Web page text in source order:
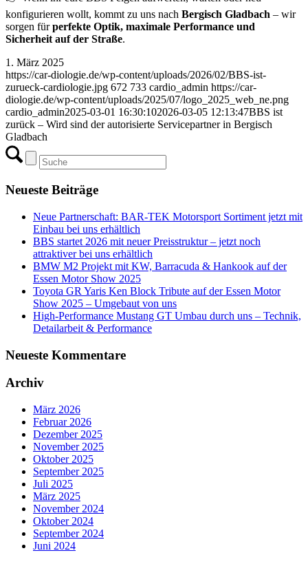
konfigurieren wollt, kommt zu uns nach Bergisch Gladbach – wir
sorgen fürperfekte Optik, maximale Performance und
Sicherheit auf der Straße.
1. März 2025
https://car-diologie.de/wp-content/uploads/2026/02/BBS-ist-
zurueck-cardiologie.jpg 672 733 cardio_admin https://car-
diologie.de/wp-content/uploads/2025/07/logo_2025_web_ne.png
cardio_admin2025-03-01 16:30:102026-03-05 12:13:47BBS ist
zurück – Wird sind der autorisierte Servicepartner in Bergisch
Gladbach
Neueste Beiträge
Neue Partnerschaft: BAR-TEK Motorsport Sortiment jetzt mit
Einbau bei uns erhältlich
BBS startet 2026 mit neuer Preisstruktur – jetzt noch
attraktiver bei uns erhältlich
BMW M2 Projekt mit KW, Barracuda & Hankook auf der
Essen Motor Show 2025
Toyota GR Yaris Ken Block Tribute auf der Essen Motor
Show 2025 – Umgebaut von uns
High-Performance Mustang GT Umbau durch uns – Technik,
Detailarbeit & Performance
Neueste Kommentare
Archiv
März 2026
Februar 2026
Dezember 2025
November 2025
Oktober 2025
September 2025
Juli 2025
März 2025
November 2024
Oktober 2024
September 2024
Juni 2024